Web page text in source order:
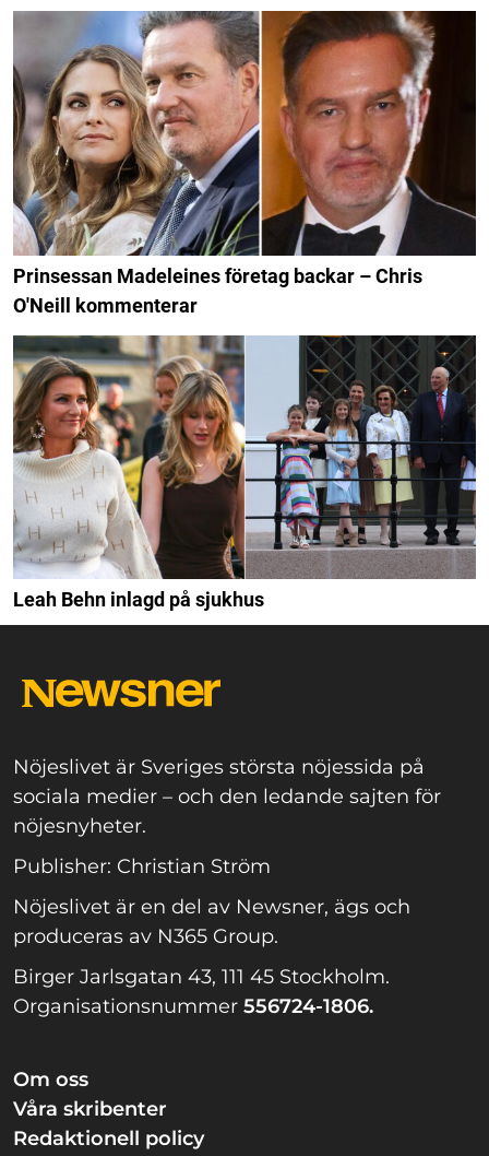
Prinsessan Madeleines företag backar – Chris
O'Neill kommenterar
Leah Behn inlagd på sjukhus
Nöjeslivet är Sveriges största nöjessida på
sociala medier – och den ledande sajten för
nöjesnyheter.
Publisher: Christian Ström
Nöjeslivet är en del av Newsner, ägs och
produceras av N365 Group.
Birger Jarlsgatan 43, 111 45 Stockholm.
Organisationsnummer 556724-1806.
Om oss
Våra skribenter
Redaktionell policy